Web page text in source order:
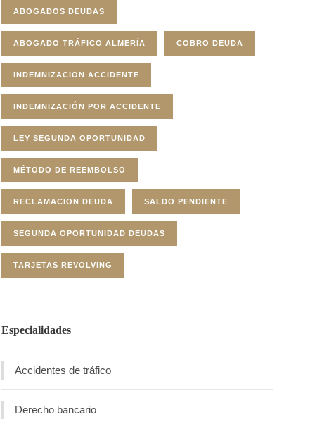
ABOGADOS DEUDAS
ABOGADO TRÁFICO ALMERÍA COBRO DEUDA
INDEMNIZACION ACCIDENTE
INDEMNIZACIÓN POR ACCIDENTE
LEY SEGUNDA OPORTUNIDAD
MÉTODO DE REEMBOLSO
RECLAMACION DEUDA SALDO PENDIENTE
SEGUNDA OPORTUNIDAD DEUDAS
TARJETAS REVOLVING
Especialidades
Accidentes de tráfico
Derecho bancario